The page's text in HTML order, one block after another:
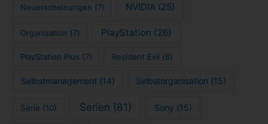
Neuerscheinungen (7) NVIDIA (25)
Organisation (7) PlayStation (26)
PlayStation Plus (7) Resident Evil (8)
Selbstmanagement (14) Selbstorganisation (15)
Serie (10) Serien (81) Sony (15)